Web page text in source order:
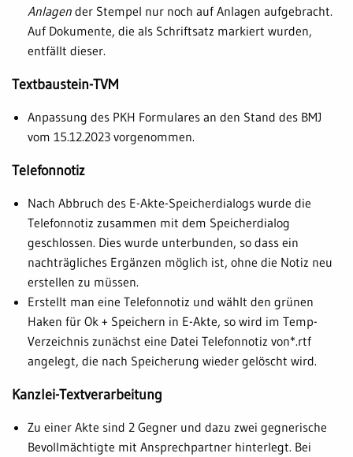
Anlagen der Stempel nur noch auf Anlagen aufgebracht.
Auf Dokumente, die als Schriftsatz markiert wurden,
entfällt dieser.
Textbaustein-TVM
Anpassung des PKH Formulares an den Stand des BMJ
vom 15.12.2023 vorgenommen.
Telefonnotiz
Nach Abbruch des E-Akte-Speicherdialogs wurde die
Telefonnotiz zusammen mit dem Speicherdialog
geschlossen. Dies wurde unterbunden, so dass ein
nachträgliches Ergänzen möglich ist, ohne die Notiz neu
erstellen zu müssen.
Erstellt man eine Telefonnotiz und wählt den grünen
Haken für Ok + Speichern in E-Akte, so wird im Temp-
Verzeichnis zunächst eine Datei Telefonnotiz von*.rtf
angelegt, die nach Speicherung wieder gelöscht wird.
Kanzlei-Textverarbeitung
Zu einer Akte sind 2 Gegner und dazu zwei gegnerische
Bevollmächtigte mit Ansprechpartner hinterlegt. Bei